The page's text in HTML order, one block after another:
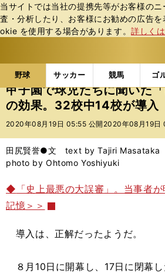
当サイトでは当社の提携先等がお客様の
査・分析したり、お客様にお勧めの広告
okie を使⽤する場合があります。詳しく
野球 サッカー 競馬 ゴ
b
ス
ポ
ル
バ
野球の記事一覧 高校野球他
甲子園で球児たちに聞いた
の効果。32校中14校が導入
2020年08月19日 05:55 公開 2020年08月19日
田尻賢誉●文 text by Tajiri Masataka
photo by Ohtomo Yoshiyuki
◆ 「史上最悪の大誤審」。当事者
記憶 ＞＞
導入は、正解だったようだ。
８月10日に開幕し、17日に閉幕